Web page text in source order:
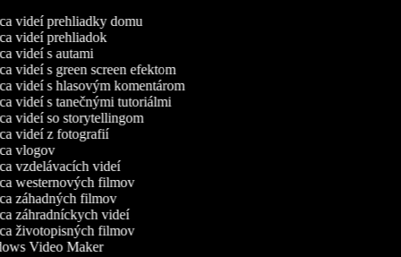
videí prehliadky domu
videí prehliadok
videí s autami
videí s green screen efektom
videí s hlasovým komentárom
videí s tanečnými tutoriálmi
videí so storytellingom
videí z fotografií
vlogov
vzdelávacích videí
westernových filmov
záhadných filmov
záhradníckych videí
životopisných filmov
Video Maker